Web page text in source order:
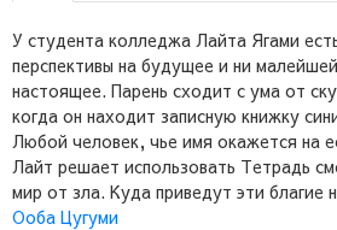
У студента колледжа Лайта Ягами
перспективы на будущее и ни
настоящее. Парень сходит с ума от
когда он находит записную книжку
Любой человек, чье имя окажется на
Лайт решает использовать Тетрадь
мир от зла. Куда приведут эти благие
Ооба Цугуми